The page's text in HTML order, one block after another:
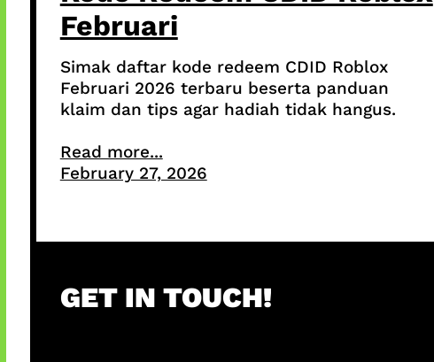
Februari
Simak daftar kode redeem CDID Roblox
Februari 2026 terbaru beserta panduan
klaim dan tips agar hadiah tidak hangus.
Read more...
February 27, 2026
GET IN TOUCH!